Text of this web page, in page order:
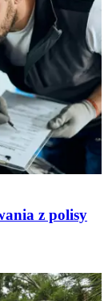
z polisy